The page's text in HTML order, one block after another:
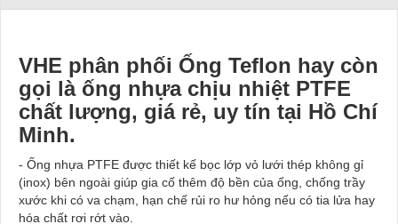
VHE phân phối Ống Teflon hay còn
gọi là ống nhựa chịu nhiệt PTFE
chất lượng, giá rẻ, uy tín tại Hồ Chí
Minh.
- Ống nhựa PTFE được thiết kế bọc lớp vỏ lưới thép không gỉ
(inox) bên ngoài giúp gia cố thêm độ bền của ống, chống trầy
xước khi có va chạm, hạn chế rủi ro hư hỏng nếu có tia lửa hay
hóa chất rơi rớt vào.